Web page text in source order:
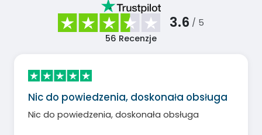
3.6 / 5
56 Recenzje
Nic do powiedzenia, doskonała obsługa
Nic do powiedzenia, doskonała obsługa